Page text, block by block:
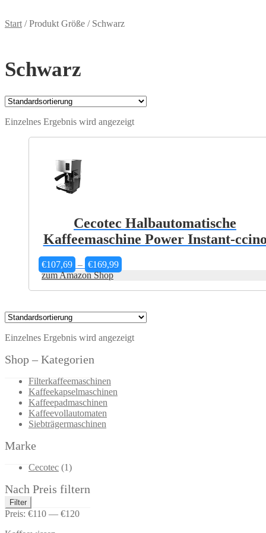
Start /Produkt Größe / Schwarz
Schwarz
Einzelnes Ergebnis wird angezeigt
Cecotec Halbautomatische
Kaffeemaschine Power Instant-
€107,69 – €169,99
€107,69
zum Amazon Shop
Einzelnes Ergebnis wird angezeigt
Shop – Kategorien
Filterkaffeemaschinen
Kaffeekapselmaschinen
Kaffeepadmaschinen
Kaffeevollautomaten
Siebträgermaschinen
Marke
Cecotec (1)
Nach Preis filtern
Min.
Preis
Max.
Preis
Filter
Preis: €110 — €120